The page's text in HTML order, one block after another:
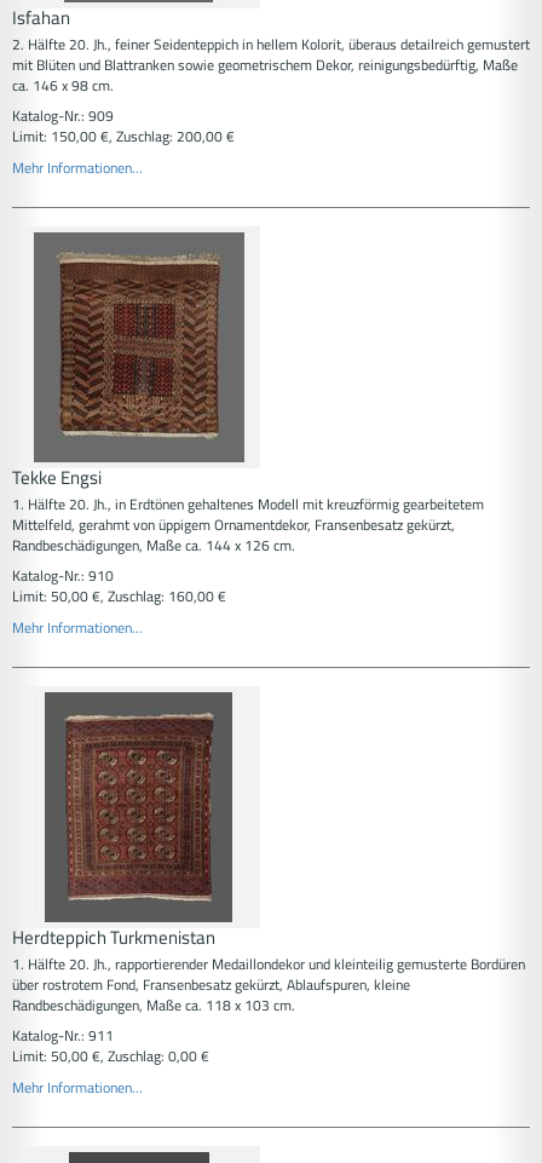
Isfahan
2. Hälfte 20. Jh., feiner Seidenteppich in hellem Kolorit, überaus detailreich gemustert
mit Blüten und Blattranken sowie geometrischem Dekor, reinigungsbedürftig, Maße
ca. 146 x 98 cm.
Katalog-Nr.: 909
Limit: 150,00 €, Zuschlag: 200,00 €
Mehr Informationen...
Tekke Engsi
1. Hälfte 20. Jh., in Erdtönen gehaltenes Modell mit kreuzförmig gearbeitetem
Mittelfeld, gerahmt von üppigem Ornamentdekor, Fransenbesatz gekürzt,
Randbeschädigungen, Maße ca. 144 x 126 cm.
Katalog-Nr.: 910
Limit: 50,00 €, Zuschlag: 160,00 €
Mehr Informationen...
Herdteppich Turkmenistan
1. Hälfte 20. Jh., rapportierender Medaillondekor und kleinteilig gemusterte Bordüren
über rostrotem Fond, Fransenbesatz gekürzt, Ablaufspuren, kleine
Randbeschädigungen, Maße ca. 118 x 103 cm.
Katalog-Nr.: 911
Limit: 50,00 €, Zuschlag: 0,00 €
Mehr Informationen...